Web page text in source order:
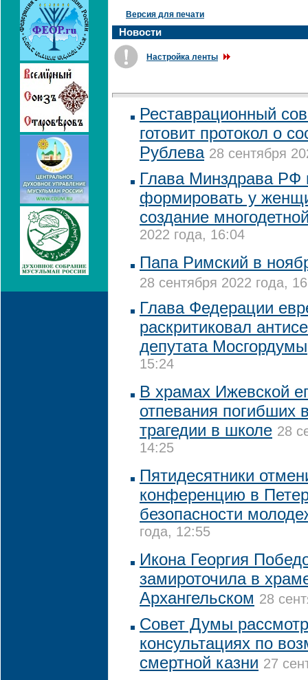
Версия для печати
Новости
Настройка ленты
Реставрационный
готовит протокол о
Рублева 28 сентября
Глава Минздрава РФ
формировать у
создание
2022 года, 16:04
Папа Римский в
28 сентября 2022 года,
Глава Федерации
раскритиковал
депутата Мосгордумы
15:24
В храмах Ижевской
отпевания погибших
трагедии в школе 28
14:25
Пятидесятники
конференцию в
безопасности
года, 12:55
Икона Георгия
замироточила в
Архангельском 28
Совет Думы
консультациях по
смертной казни 27